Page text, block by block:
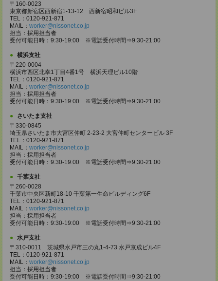
〒160-0023
東京都新宿区西新宿1-13-12 西新宿昭和ビル3F
TEL：0120-921-871
MAIL： worker@nissonet.co.jp
担当：採用担当者
受付可能日時：9:30-19:00 ※電話受付時間⇒9:30-21:00
横浜支社
〒220-0004
横浜市西区北幸1丁目4番1号 横浜天理ビル10階
TEL：0120-921-871
MAIL： worker@nissonet.co.jp
担当：採用担当者
受付可能日時：9:30-19:00 ※電話受付時間⇒9:30-21:00
さいたま支社
〒330-0845
埼玉県さいたま市大宮区仲町 2-23-2 大宮仲町センタービル 3F
TEL：0120-921-871
MAIL： worker@nissonet.co.jp
担当：採用担当者
受付可能日時：9:30-19:00 ※電話受付時間⇒9:30-21:00
千葉支社
〒260-0028
千葉市中央区新町18-10 千葉第一生命ビルディング6F
TEL：0120-921-871
MAIL： worker@nissonet.co.jp
担当：採用担当者
受付可能日時：9:30-19:00 ※電話受付時間⇒9:30-21:00
水戸支社
〒310-0011 茨城県水戸市三の丸1-4-73 水戸京成ビル4F
TEL：0120-921-871
MAIL： worker@nissonet.co.jp
担当：採用担当者
受付可能日時：9:30-19:00 ※電話受付時間⇒9:30-21:00